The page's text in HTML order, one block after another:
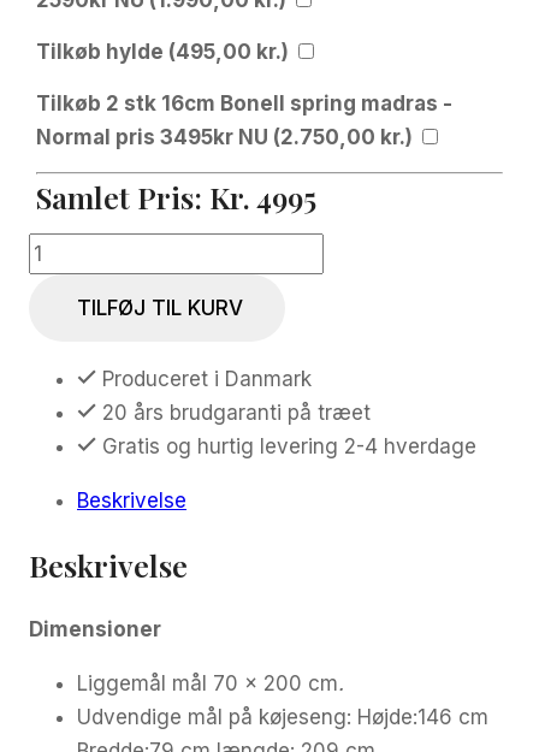
Tilkøb hylde (495,00 kr.)
Tilkøb 2 stk 16cm Bonell spring madras -
Normal pris 3495kr NU (2.750,00 kr.)
Samlet Pris: Kr.4995
Privo
personers
Hvid
pigmenteret
cm
TILFØJ TIL KURV
Produceret i Danmark
20 års brudgaranti på træet
Gratis og hurtig levering 2-4 hverdage
Beskrivelse
Beskrivelse
Dimensioner
Liggemål mål 70 x 200 cm.
Udvendige mål på køjeseng: Højde:146 cm